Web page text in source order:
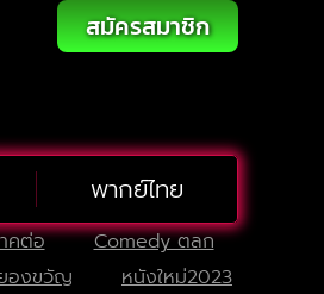
สมัครสมาชิก
พากย์ไทย
คต่อ
Comedy ตลก
องขวัญ หนังใหม่2023